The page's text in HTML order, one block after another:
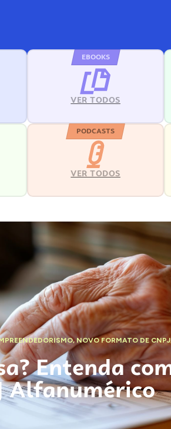
EBOOKS
VER TODOS
PODCASTS
VER TODOS
,NOVO FORMATO DE CNPJ
Entenda
Alfanumérico